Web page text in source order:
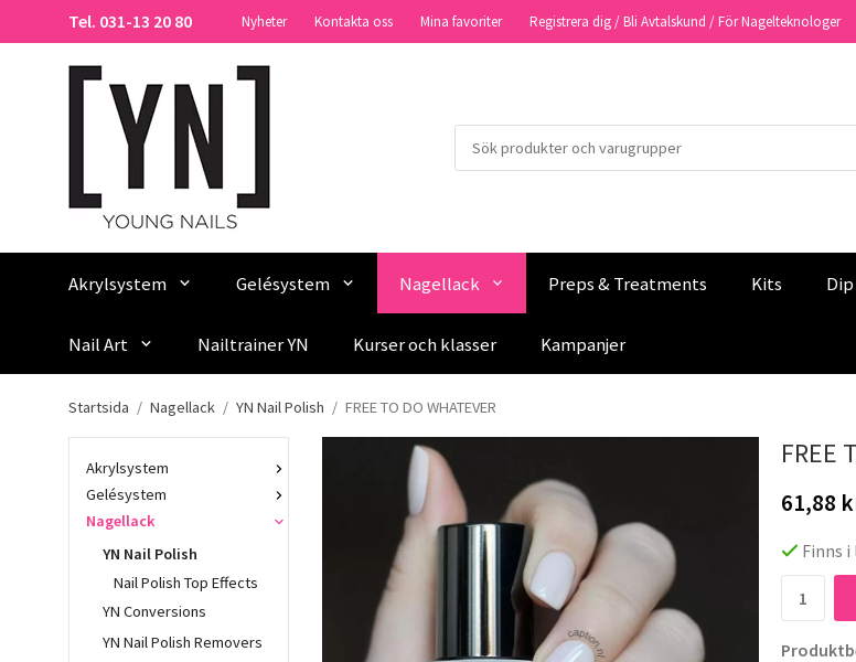
Tel. 031-13 20 80 Nyheter Kontakta oss Mina favoriter Registrera dig / Bli Avtalskund / För Nagelteknologer
Akrylsystem Gelésystem Nagellack Preps & Treatments Kits
Nail Art Nailtrainer YN Kurser och klasser Kampanjer
Startsida / Nagellack / YN Nail Polish / FREE TO DO WHATEVER
Akrylsystem
Gelésystem
Nagellack
YN Nail Polish
Nail Polish Top Effects
YN Conversions
YN Nail Polish Removers
FREE
61,88
Finns